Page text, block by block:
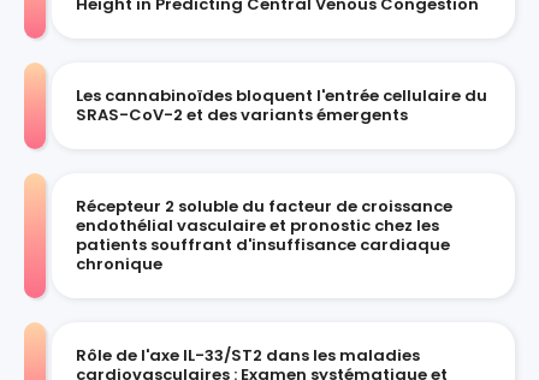
Les cannabinoïdes bloquent l'entrée cellulaire du
SRAS-CoV-2 et des variants émergents
Récepteur 2 soluble du facteur de croissance
endothélial vasculaire et pronostic chez les
patients souffrant d'insuffisance cardiaque
chronique
Rôle de l'axe IL-33/ST2 dans les maladies
cardiovasculaires : Examen systématique et